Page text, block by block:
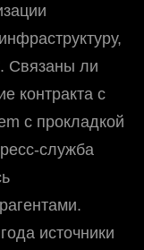
Связаны ли
контракта с
с прокладкой
служба
источники